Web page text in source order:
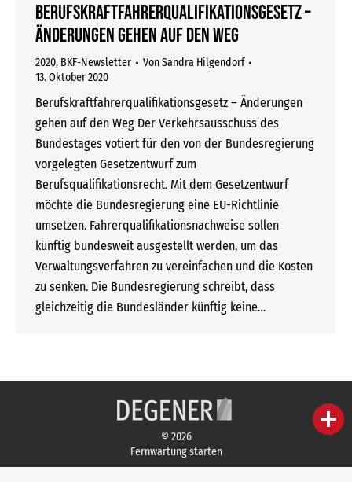
Berufskraftfahrerqualifikationsgesetz –
Änderungen gehen auf den Weg
2020, BKF-Newsletter VonSandra Hilgendorf
13. Oktober 2020
Berufskraftfahrerqualifikationsgesetz – Änderungen
gehen auf den Weg Der Verkehrsausschuss des
Bundestages votiert für den von der Bundesregierung
vorgelegten Gesetzentwurf zum
Berufsqualifikationsrecht. Mit dem Gesetzentwurf
möchte die Bundesregierung eine EU-Richtlinie
umsetzen. Fahrerqualifikationsnachweise sollen
künftig bundesweit ausgestellt werden, um das
Verwaltungsverfahren zu vereinfachen und die Kosten
zu senken. Die Bundesregierung schreibt, dass
gleichzeitig die Bundesländer künftig keine…
© 2026
Fernwartung starten
person IHR FACHBERATER
campaign WERBEMATERIAL